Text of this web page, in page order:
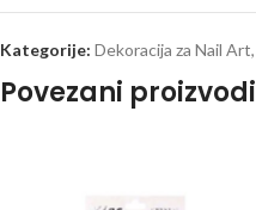
Kategorije: Dekoracija za Nail Art,
Povezani proizvodi